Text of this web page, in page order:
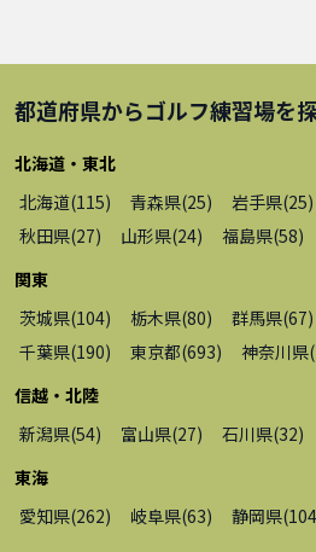
都道府県からゴルフ練習場を
北海道・東北
北海道(115) 青森県(25) 岩手県(25)
秋田県(27) 山形県(24) 福島県(58)
関東
茨城県(104) 栃木県(80) 群馬県(67)
千葉県(190) 東京都(693) 神奈川県(
信越・北陸
新潟県(54) 富山県(27) 石川県(32)
東海
愛知県(262) 岐阜県(63) 静岡県(104